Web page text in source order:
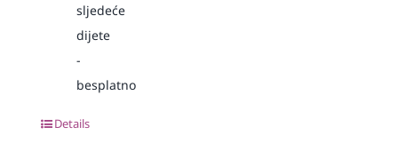
sljedeće
dijete
-
besplatno
Details